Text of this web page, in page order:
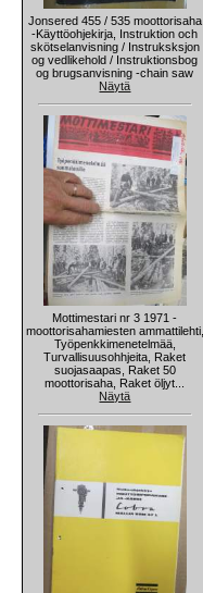
Jonsered 455 / 535 moottorisaha
-Käyttöohjekirja, Instruktion och
skötselanvisning / Instruksksjon
og vedlikehold / Instruktionsbog
og brugsanvisning -chain saw
Näytä
Mottimestari nr 3 1971 -
moottorisahamiesten ammattilehti,
Työpenkkimenetelmää,
Turvallisuusohhjeita, Raket
suojasaapas, Raket 50
moottorisaha, Raket öljyt...
Näytä